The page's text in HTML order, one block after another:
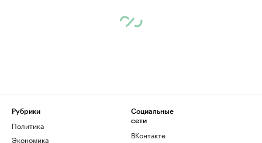
Рубрики
Политика
Экономика
Социальные
сети
ВКонтакте